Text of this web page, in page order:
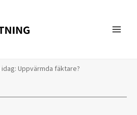
Uppvärmda fäktare?